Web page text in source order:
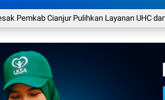
Cianjur Pulihkan Layanan UHC dan BPJS